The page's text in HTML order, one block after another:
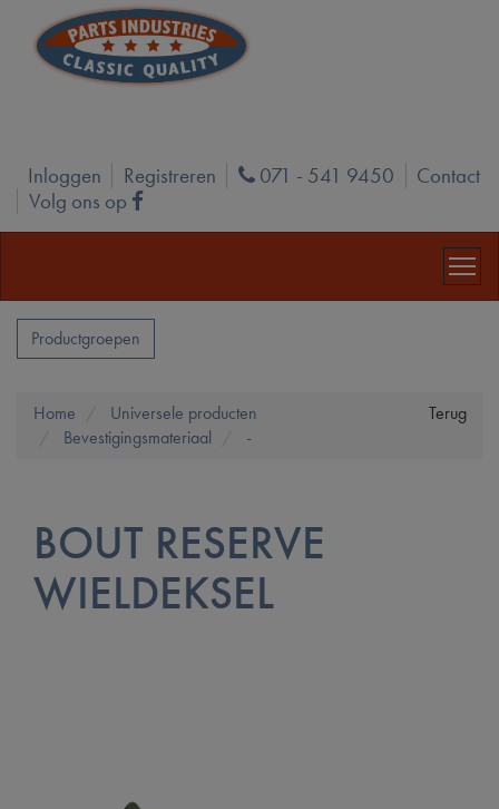
Inloggen Registreren Phone
071 - 541 9450
Contact
Volg ons op
Facebook
Productgroepen
Terug
Home
Universele producten
Bevestigingsmateriaal
-
BOUT RESERVE
WIELDEKSEL